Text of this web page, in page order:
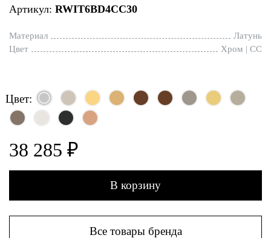
Артикул: RWIT6BD4CC30
Материал
Латунь
Цвет
Хром | CC
Цвет:
38 285 ₽
В корзину
Все товары бренда